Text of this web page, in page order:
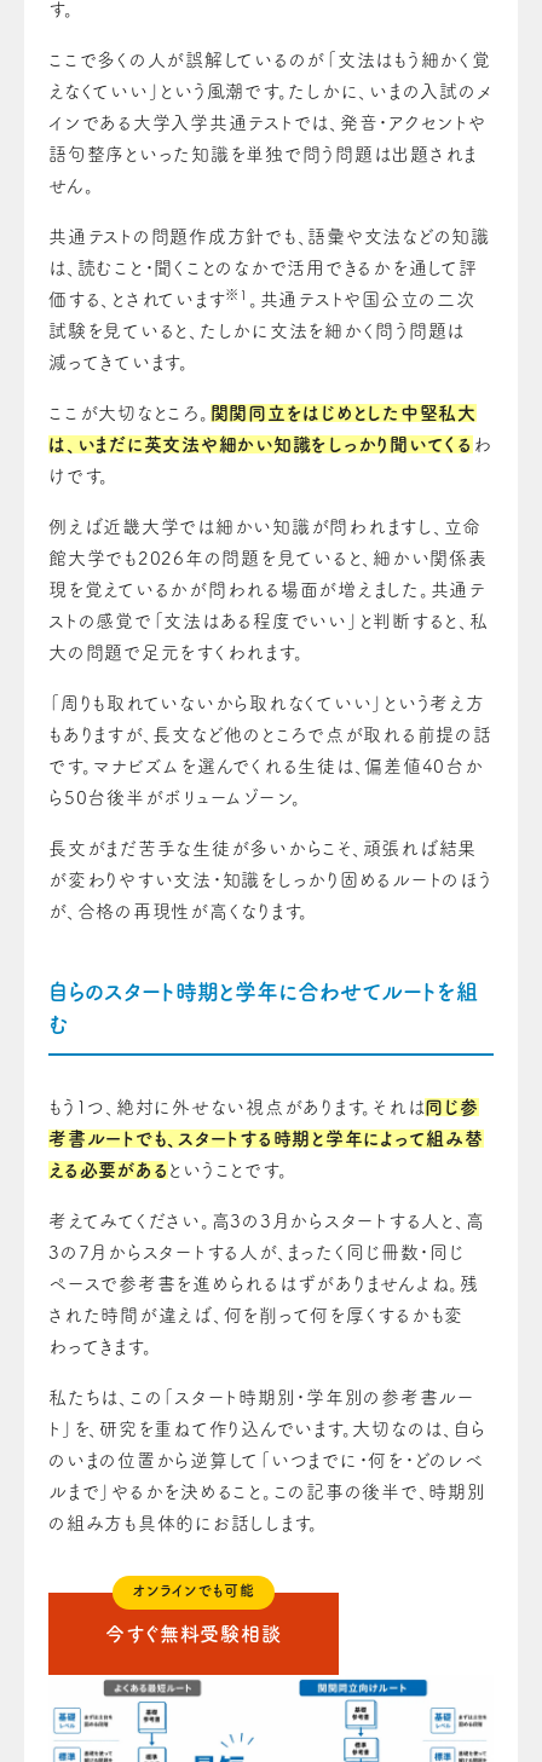
す。
ここで多くの人が誤解しているのが「文法はもう細かく覚
えなくていい」という風潮です。たしかに、いまの入試のメ
インである大学入学共通テストでは、発音・アクセントや
語句整序といった知識を単独で問う問題は出題されま
せん。
共通テストの問題作成方針でも、語彙や文法などの知識
は、読むこと・聞くことのなかで活用できるかを通して評
価する、とされています※1 。共通テストや国公立の二次
試験を見ていると、たしかに文法を細かく問う問題は
減ってきています。
ここが大切なところ。 関関同立をはじめとした中堅私大
は、いまだに英文法や細かい知識をしっかり聞いてくる わ
けです。
例えば近畿大学では細かい知識が問われますし、立命
館大学でも2026年の問題を見ていると、細かい関係表
現を覚えているかが問われる場面が増えました。共通テ
ストの感覚で「文法はある程度でいい」と判断すると、私
大の問題で足元をすくわれます。
「周りも取れていないから取れなくていい」という考え方
もありますが、長文など他のところで点が取れる前提の話
です。マナビズムを選んでくれる生徒は、偏差値40台か
ら50台後半がボリュームゾーン。
長文がまだ苦手な生徒が多いからこそ、頑張れば結果
が変わりやすい文法・知識をしっかり固めるルートのほう
が、合格の再現性が高くなります。
自らのスタート時期と学年に合わせてルートを組
む
もう1つ、絶対に外せない視点があります。それは同じ参
考書ルートでも、スタートする時期と学年によって組み替
える必要がある ということです。
考えてみてください。高3の3月からスタートする人と、高
3の7月からスタートする人が、まったく同じ冊数・同じ
ペースで参考書を進められるはずがありませんよね。残
された時間が違えば、何を削って何を厚くするかも変
わってきます。
私たちは、この「スタート時期別・学年別の参考書ルー
ト」を、研究を重ねて作り込んでいます。大切なのは、自ら
のいまの位置から逆算して「いつまでに・何を・どのレベ
ルまで」やるかを決めること。この記事の後半で、時期別
の組み方も具体的にお話しします。
オンラインでも可能
今すぐ無料受験相談